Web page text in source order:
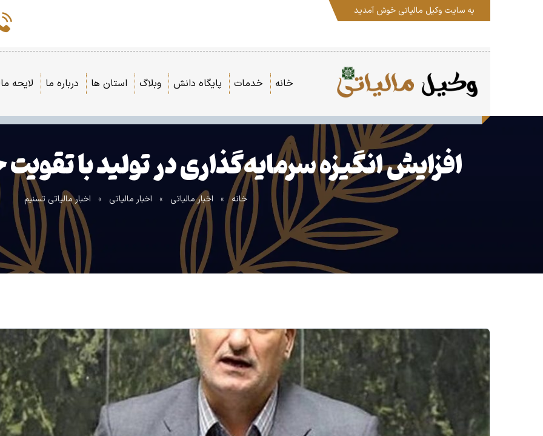
به سایت وکیل مالیاتی خوش آمدید
خانه خدمات پایگاه دانش وبلاگ استان ها درباره ما لایحه
افزایش انگیزه سرمایه‌گذاری در تولید با
خانه » اخبار مالیاتی » اخبار مالیاتی » اخبار مالیاتی تسنیم